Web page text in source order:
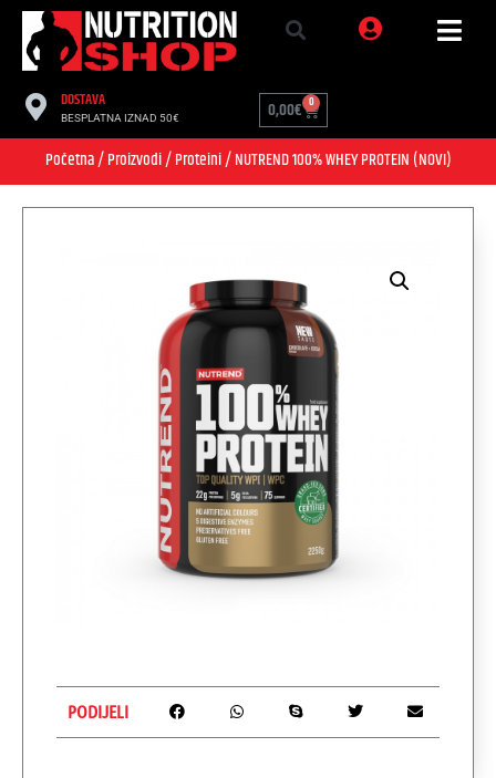
DOSTAVA
BESPLATNA IZNAD 50€ 0,00€ 0
Početna/Proizvodi/Proteini/ NUTREND 100% WHEY PROTEIN (NOVI)
PODIJELI